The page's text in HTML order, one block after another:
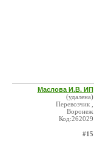
Маслова И.В. ИП
(удалена)
Перевозчик ,
Воронеж
Код:262029
#15